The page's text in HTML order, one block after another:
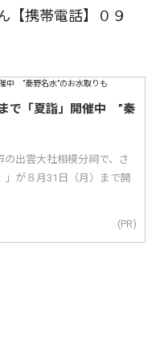
【携帯電話】０９
で「夏詣」開催中 ”秦
の出雲大社相模分祠で、さ
が８月31日（月）まで開
(PR)